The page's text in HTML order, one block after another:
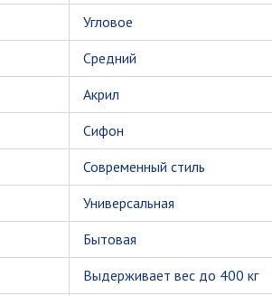
Угловое
Средний
Акрил
Сифон
Современный стиль
Универсальная
Бытовая
Выдерживает вес до 400 кг